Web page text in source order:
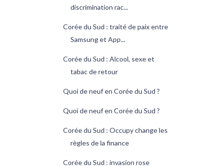
discrimination rac...
Corée du Sud : traité de paix entre
Samsung et App...
Corée du Sud : Alcool, sexe et
tabac de retour
Quoi de neuf en Corée du Sud ?
Quoi de neuf en Corée du Sud ?
Corée du Sud : Occupy change les
règles de la finance
Corée du Sud : invasion rose